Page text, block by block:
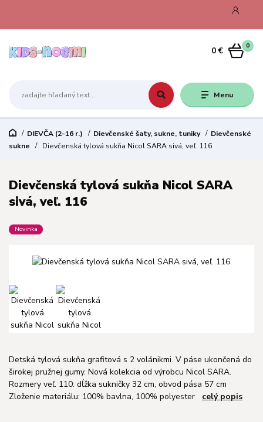
Menu
0
0 €
DIEVČA (2-16 r.) Dievčenské šaty, sukne, tuniky
Dievčenské
sukne
Dievčenská tylová sukňa Nicol SARA sivá, veľ. 116
Dievčenská tylová sukňa Nicol SARA
sivá, veľ. 116
Novinka
Detská tylová sukňa grafitová s 2 volánikmi. V páse ukončená do
širokej pružnej gumy. Nová kolekcia od výrobcu Nicol SARA.
Rozmery veľ. 110: dĺžka sukničky 32 cm, obvod pása 57 cm
Zloženie materiálu: 100% bavlna, 100% polyester celý popis